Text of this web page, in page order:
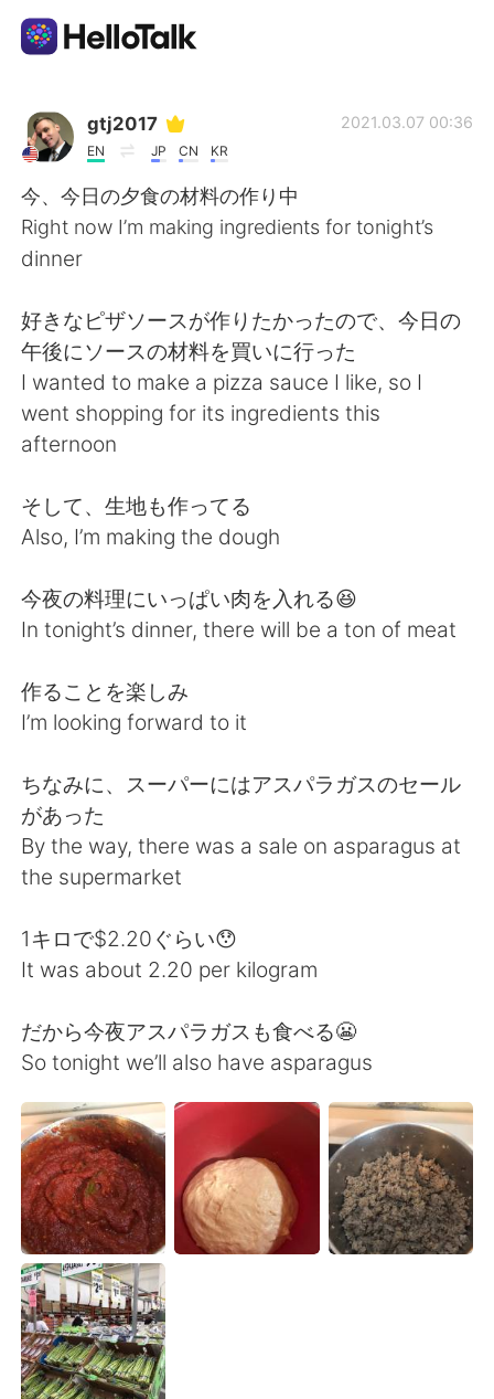
語学交換アプリ
日本語
English 简体中文
繁體中文 Español
العربية
Deutsch 한국어
Indonesia Italiano
Português
gtj2017
EN JP CN KR
2021.03.07 00:36
今、今日の夕食の材料の作り中
Right now I’m making ingredients for tonight’s
dinner
好きなピザソースが作りたかったので、今日の
午後にソースの材料を買いに行った
I wanted to make a pizza sauce I like, so I
went shopping for its ingredients this
afternoon
そして、生地も作ってる
Also, I’m making the dough
今夜の料理にいっぱい肉を入れる😆
In tonight’s dinner, there will be a ton of meat
作ることを楽しみ
I’m looking forward to it
ちなみに、スーパーにはアスパラガスのセール
があった
By the way, there was a sale on asparagus at
the supermarket
1キロで$2.20ぐらい😯
It was about 2.20 per kilogram
だから今夜アスパラガスも食べる😬
So tonight we’ll also have asparagus